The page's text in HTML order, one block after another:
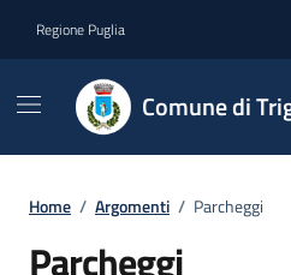
Regione Puglia
Comune di
Home / Argomenti / Parcheggi
Parcheggi